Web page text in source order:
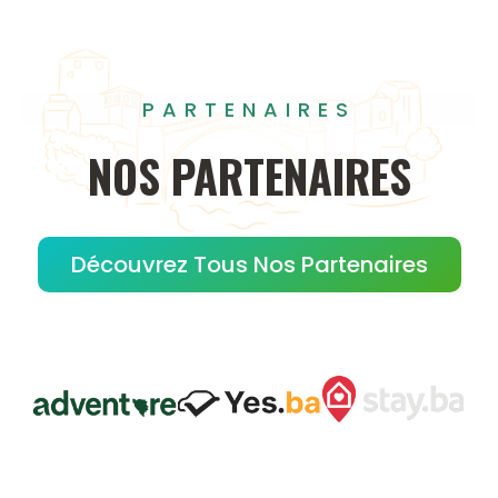
PARTENAIRES
NOS PARTENAIRES
Découvrez Tous Nos Partenaires